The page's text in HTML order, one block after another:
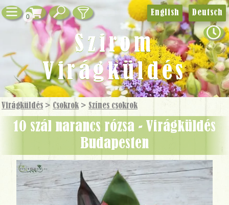
0
Virágküldés > Csokrok >Színes csokrok
10 szál narancs rózsa - Virágküldés
Budapesten
English Deutsch
Szirom
Virágküldés